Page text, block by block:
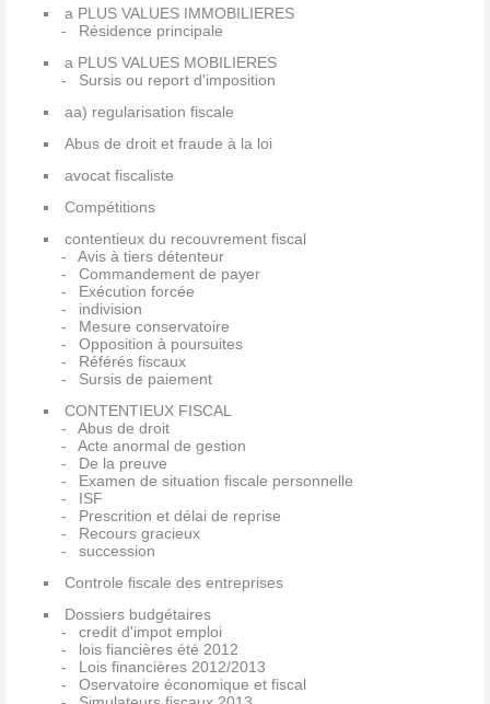
a PLUS VALUES IMMOBILIERES
Résidence principale
a PLUS VALUES MOBILIERES
Sursis ou report d'imposition
aa) regularisation fiscale
Abus de droit et fraude à la loi
avocat fiscaliste
Compétitions
contentieux du recouvrement fiscal
Avis à tiers détenteur
Commandement de payer
Exécution forcée
indivision
Mesure conservatoire
Opposition à poursuites
Référés fiscaux
Sursis de paiement
CONTENTIEUX FISCAL
Abus de droit
Acte anormal de gestion
De la preuve
Examen de situation fiscale personnelle
ISF
Prescrition et délai de reprise
Recours gracieux
succession
Controle fiscale des entreprises
Dossiers budgétaires
credit d'impot emploi
lois fiancières été 2012
Lois financières 2012/2013
Oservatoire économique et fiscal